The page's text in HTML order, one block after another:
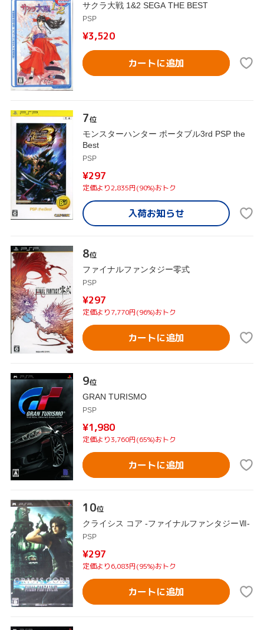
サクラ大戦 1&2 SEGA THE BEST
PSP
¥3,520
カートに追加
7位
モンスターハンター ポータブル3rd PSP the
Best
PSP
¥297
定価より2,835円(90%)おトク
入荷お知らせ
8位
ファイナルファンタジー零式
PSP
¥297
定価より7,770円(96%)おトク
カートに追加
9位
GRAN TURISMO
PSP
¥1,980
定価より3,760円(65%)おトク
カートに追加
10位
クライシス コア -ファイナルファンタジーⅦ-
PSP
¥297
定価より6,083円(95%)おトク
カートに追加